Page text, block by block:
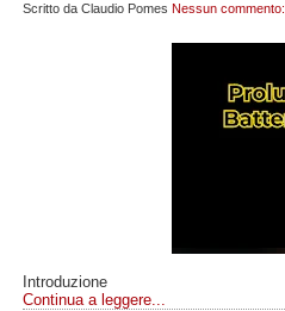
Scritto da Claudio Pomes Nessun commento:
Introduzione
Continua a leggere...